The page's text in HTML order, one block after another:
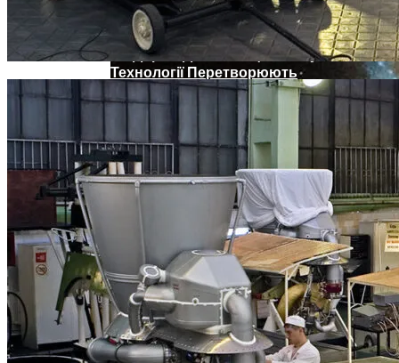
Телескоп «Хаббл» Показал Необычную
По Дорозі До Інновацій: Як Сучасні
Технології Перетворюють
Кондиціонери На Зелених Та
Економічних Героїв